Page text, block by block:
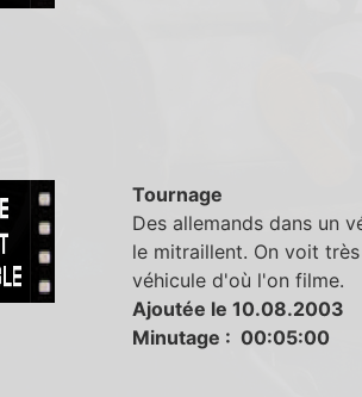
Tournage
Des allemands dans un
le mitraillent. On voit
véhicule d'où l'on filme.
Ajoutée le 10.08.2003
Minutage : 00:05:00